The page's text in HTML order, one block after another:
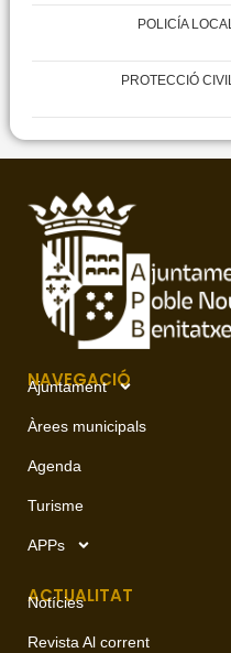
POLICÍA LOCAL
PROTECCIÓ CIVIL
NAVEGACIÓ
Ajuntament
Àrees municipals
Agenda
Turisme
APPs
ACTUALITAT
Notícies
Revista Al corrent